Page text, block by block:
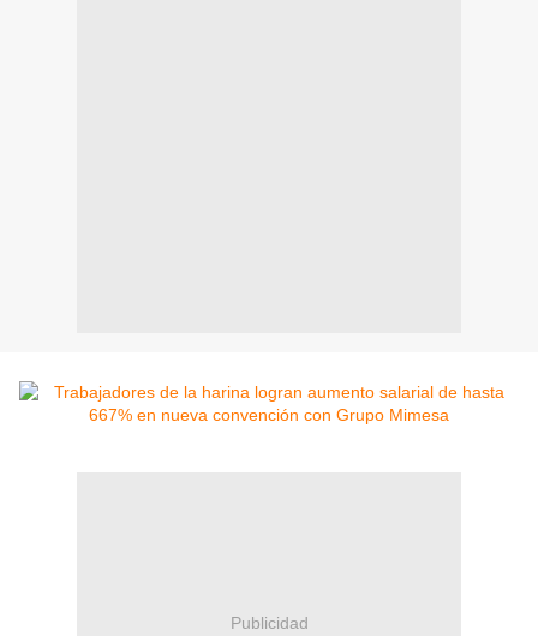
Publicidad